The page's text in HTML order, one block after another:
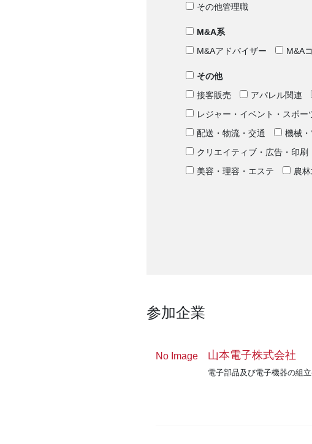
その他管理職
M&A系
M&Aアドバイザー
M&A
その他
接客販売
アパレル関連
レジャー・イベント・スポー
配送・物流・交通
機械
クリエイティブ・広告・印刷
美容・理容・エステ
農
参加企業
No Image 山本電子株式会社
電子部品及び電子機器の組